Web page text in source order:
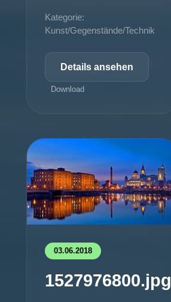
Kategorie:
Kunst/Gegenstände/Technik
Details ansehen
Download
03.06.2018
1527976800.jpg